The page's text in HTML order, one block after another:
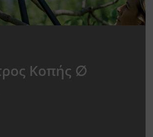
Κοπής ∅